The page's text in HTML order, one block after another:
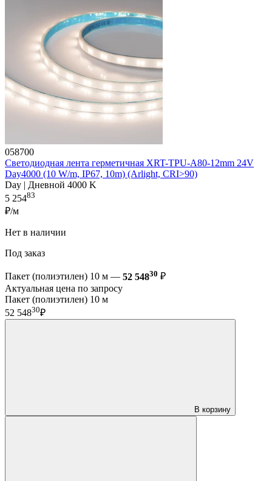
058700
Светодиодная лента герметичная XRT-TPU-A80-12mm 24V
Day4000 (10 W/m, IP67, 10m) (Arlight, CRI>90)
Day | Дневной 4000 K
5 25483
₽/м
Нет в наличии
Под заказ
Пакет (полиэтилен) 10 м — 52 54830 ₽
Актуальная цена по запросу
Пакет (полиэтилен) 10 м
52 54830₽
В корзину